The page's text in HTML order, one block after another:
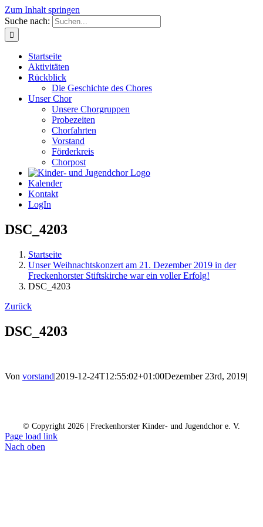
Zum Inhalt springen
Suche nach:
Startseite
Aktivitäten
Rückblick
Die Geschichte des Chores
Unser Chor
Unsere Chorgruppen
Probezeiten
Chorfahrten
Vorstand
Förderkreis
Chorpost
Kalender
Kontakt
LogIn
DSC_4203
Startseite
Unser Weihnachtskonzert am 21. Dezember 2019 in der
Freckenhorster Stiftskirche war ein voller Erfolg!
DSC_4203
Zurück
DSC_4203
Von vorstand|2019-12-24T12:55:02+01:00Dezember 23rd, 2019|
© Copyright 2026 | Freckenhorster Kinder- und Jugendchor e. V.
Page load link
Nach oben